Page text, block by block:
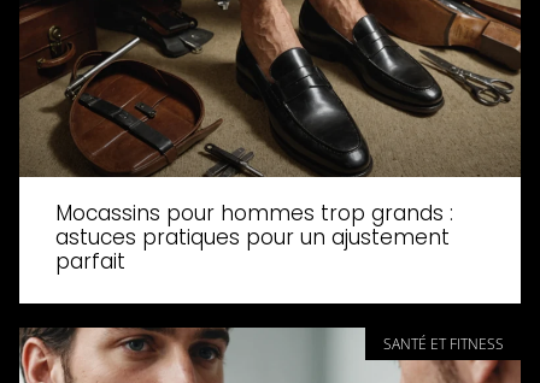
Mocassins pour hommes trop grands :
astuces pratiques pour un ajustement
parfait
SANTÉ ET FITNESS